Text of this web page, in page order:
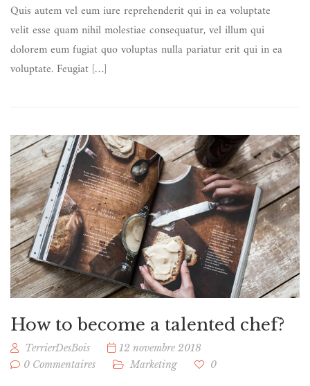
Quis autem vel eum iure reprehenderit qui in ea voluptate
velit esse quam nihil molestiae consequatur, vel illum qui
dolorem eum fugiat quo voluptas nulla pariatur erit qui in ea
voluptate. Feugiat […]
How to become a talented chef?
TerrierDesBois
12 novembre 2018
0 Commentaires
Marketing 0